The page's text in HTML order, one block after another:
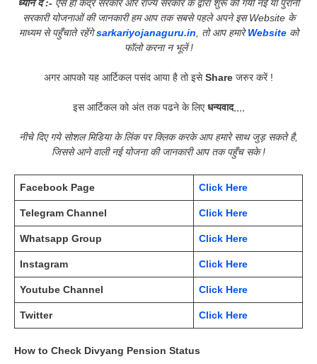
ध्यान दें :- ऐसे ही केंद्र सरकार और राज्य सरकार के द्वारा शुरू की गयी नई या पुरानी
सरकारी योजनाओं की जानकारी हम आप तक सबसे पहले अपने इस Website के
माध्यम से पहुँचाते रहेंगेsarkariyojanaguru.in, तो आप हमारेWebsiteको
फॉलो करना न भूलें !
अगर आपको यह आर्टिकल पसंद आया है तो इसेShare जरुर करें !
इस आर्टिकल को अंत तक पढने के लिएधन्यवाद,,,,
नीचे दिए गये सोशल मिडिया के लिंक पर क्लिक करके आप हमारे साथ जुड़ सकते है,
जिससे आने वाली नई योजना की जानकारी आप तक पहुँच सके !
Facebook Page Click Here
Telegram Channel Click Here
Whatsapp Group Click Here
Instagram Click Here
Youtube Channel Click Here
Twitter Click Here
How to Check Divyang Pension Status